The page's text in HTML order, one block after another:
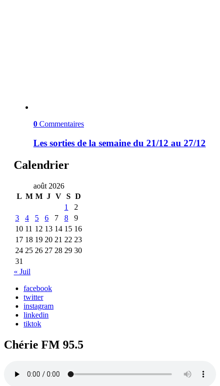
0 Commentaires
Les sorties de la semaine du 21/12 au 27/12
Calendrier
août 2026
L M M J V S D
1
2
3
4 5 6 7 8
9
10 11 12 13 14 15 16
17 18 19 20 21 22 23
24 25 26 27 28 29 30
31
« Juil
facebook
twitter
instagram
linkedin
tiktok
Chérie FM 95.5